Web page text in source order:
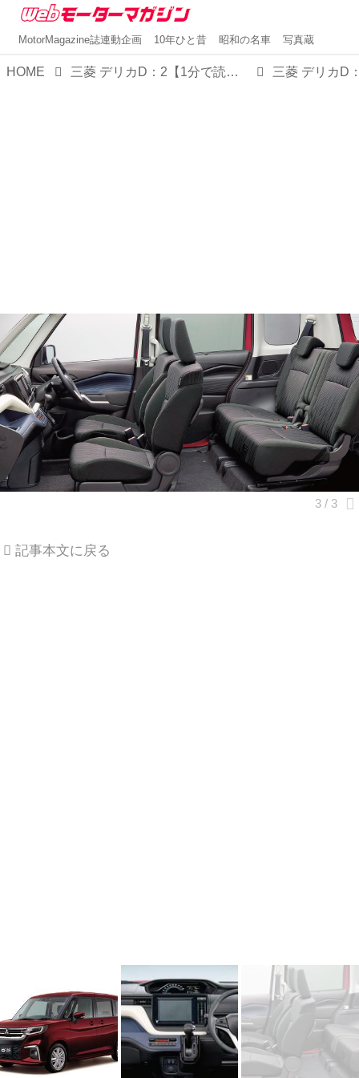
MotorMagazine誌連動企画 10年ひと昔 昭和の名車 写真蔵
HOME 三菱 デリカD：2【1分で読める国産車解説／2023年現行モデル】 三菱 デリカD
記事本文に戻る